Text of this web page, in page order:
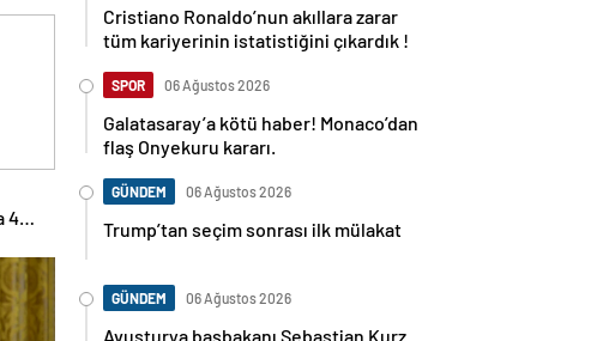
4
Cristiano Ronaldo’nun akıllara zarar
tüm kariyerinin istatistiğini çıkardık !
SPOR 06 Ağustos 2026
Galatasaray’a kötü haber! Monaco’dan
flaş Onyekuru kararı.
GÜNDEM 06 Ağustos 2026
Trump’tan seçim sonrası ilk mülakat
GÜNDEM 06 Ağustos 2026
Avusturya başbakanı Sebastian Kurz